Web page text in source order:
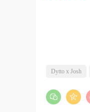
Dytto x Josh